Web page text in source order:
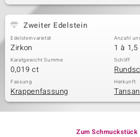
Zweiter Edelstein
Edelsteinvarietät
Zirkon
Anzahl
1 à
Karatgewicht Summe
0,019 ct
Schliff
Fassung
Krappenfassung
Herkunft
Zum Schmuckstück